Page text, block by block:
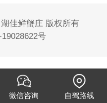
佳鲜蟹庄 版权所有
号
微信咨询 自驾路线